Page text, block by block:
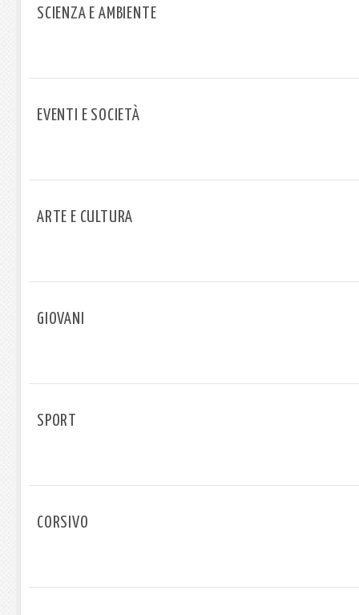
SCIENZA E AMBIENTE
EVENTI E SOCIETÀ
ARTE E CULTURA
GIOVANI
SPORT
CORSIVO